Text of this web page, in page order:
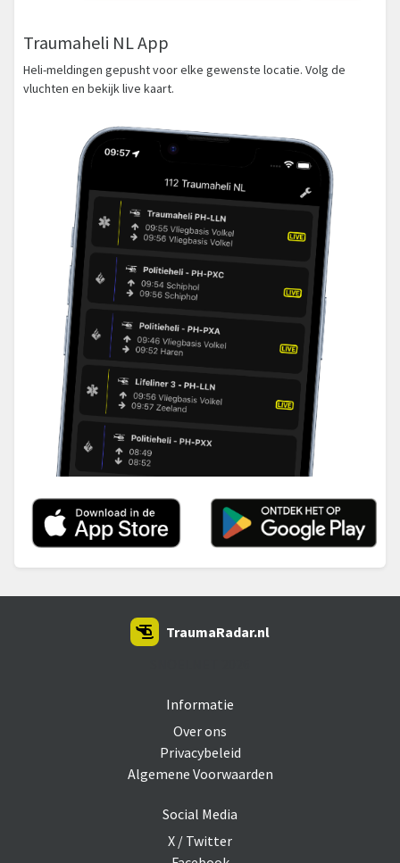
Traumaheli NL App
Heli-meldingen gepusht voor elke gewenste locatie. Volg de
vluchten en bekijk live kaart.
Informatie
Over ons
Privacybeleid
Algemene Voorwaarden
Social Media
X / Twitter
TraumaRadar.nl